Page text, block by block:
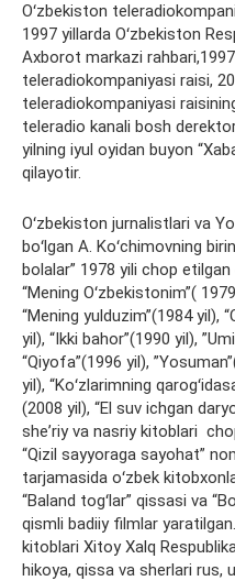
Oʻzbekiston
1997 yillarda Oʻzbekiston
Axborot markazi
teleradiokompaniyasi raisi,
teleradiokompaniyasi
teleradio kanali bosh
yilning iyul oyidan buyon
qilayotir.
Oʻzbekiston jurnalistlari va
boʻlgan A. Koʻchimovning
bolalar” 1978 yili chop
“Mening Oʻzbekistonim”(
“Mening yulduzim”(1984 yil),
yil), “Ikki bahor”(1990 yil),
“Qiyofa”(1996 yil),
yil), “Koʻzlarimning
(2008 yil), “El suv ichgan
sheʼriy va nasriy kitoblari
“Qizil sayyoraga sayohat”
tarjamasida oʻzbek
“Baland togʻlar” qissasi va
qismli badiiy filmlar
kitoblari Xitoy Xalq
hikoya, qissa va sherlari rus,